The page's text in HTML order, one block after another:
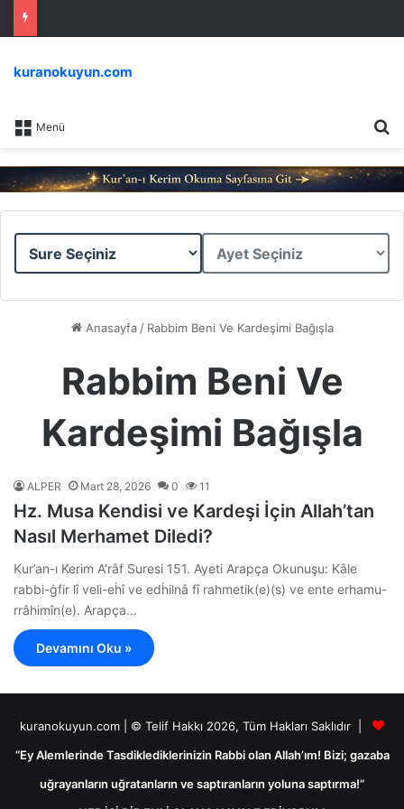
Menü
kuranokuyun.com
Sure
Ayet
Anasayfa / Rabbim Beni Ve Kardeşimi Bağışla
Rabbim Beni Ve
Kardeşimi Bağışla
ALPER Mart 28, 2026 0 11
Hz. Musa Kendisi ve Kardeşi İçin Allah’tan
Nasıl Merhamet Diledi?
Kur’an-ı Kerim A’râf Suresi 151. Ayeti Arapça Okunuşu: Kâle
rabbi-ġfir lî veli-eḣî ve edḣilnâ fî rahmetik(e)(s) ve ente erhamu-
rrâhimîn(e). Arapça…
Devamını Oku »
kuranokuyun.com | © Telif Hakkı 2026, Tüm Hakları Saklıdır |
“Ey Alemlerinde Tasdiklediklerinizin Rabbi olan Allah’ım! Bizi; gazaba
uğrayanların uğratanların ve saptıranların yoluna saptırma!”